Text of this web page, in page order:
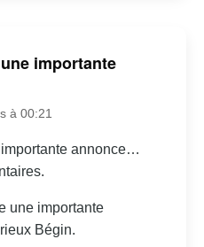
importante
à 00:21
annonce…
une importante
Bégin.